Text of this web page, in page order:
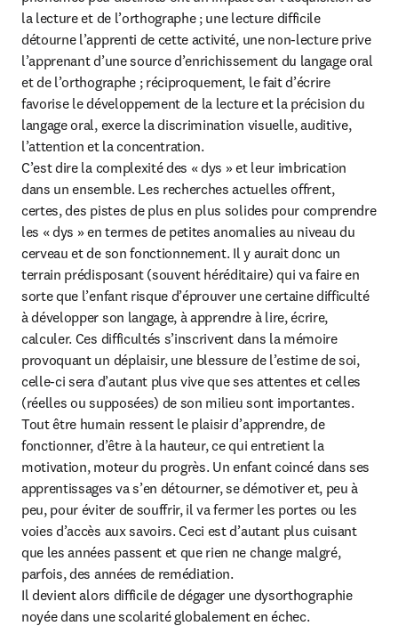
la lecture et de l’orthographe ; une lecture difficile
détourne l’apprenti de cette activité, une non-lecture prive
l’apprenant d’une source d’enrichissement du langage oral
et de l’orthographe ; réciproquement, le fait d’écrire
favorise le développement de la lecture et la précision du
langage oral, exerce la discrimination visuelle, auditive,
l’attention et la concentration.
C’est dire la complexité des « dys » et leur imbrication
dans un ensemble. Les recherches actuelles offrent,
certes, des pistes de plus en plus solides pour comprendre
les « dys » en termes de petites anomalies au niveau du
cerveau et de son fonctionnement. Il y aurait donc un
terrain prédisposant (souvent héréditaire) qui va faire en
sorte que l’enfant risque d’éprouver une certaine difficulté
à développer son langage, à apprendre à lire, écrire,
calculer. Ces difficultés s’inscrivent dans la mémoire
provoquant un déplaisir, une blessure de l’estime de soi,
celle-ci sera d’autant plus vive que ses attentes et celles
(réelles ou supposées) de son milieu sont importantes.
Tout être humain ressent le plaisir d’apprendre, de
fonctionner, d’être à la hauteur, ce qui entretient la
motivation, moteur du progrès. Un enfant coincé dans ses
apprentissages va s’en détourner, se démotiver et, peu à
peu, pour éviter de souffrir, il va fermer les portes ou les
voies d’accès aux savoirs. Ceci est d’autant plus cuisant
que les années passent et que rien ne change malgré,
parfois, des années de remédiation.
Il devient alors difficile de dégager une dysorthographie
noyée dans une scolarité globalement en échec.